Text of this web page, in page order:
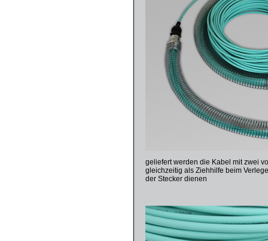
geliefert werden die Kabel mit zwei
gleichzeitig als Ziehhilfe beim
der Stecker dienen